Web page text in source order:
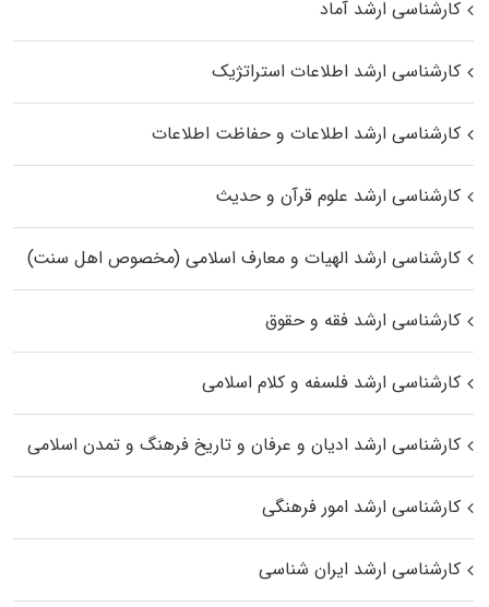
کارشناسی ارشد آماد
کارشناسی ارشد اطلاعات استراتژیک
کارشناسی ارشد اطلاعات و حفاظت اطلاعات
کارشناسی ارشد علوم قرآن و حدیث
کارشناسی ارشد الهیات و معارف اسلامی (مخصوص اهل سنت)
کارشناسی ارشد فقه و حقوق
کارشناسی ارشد فلسفه و کلام اسلامی
کارشناسی ارشد ادیان و عرفان و تاریخ فرهنگ و تمدن اسلامی
کارشناسی ارشد امور فرهنگی
کارشناسی ارشد ایران شناسی